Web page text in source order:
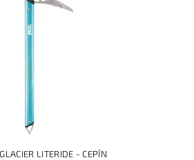
LITERIDE - CEPÍN